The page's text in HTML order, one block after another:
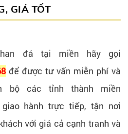
GIÁ TỐT
đá tại miền hãy gọi
để được tư vấn miễn phí và
bộ các tỉnh thành miền
hành trực tiếp, tận nơi
với giá cả cạnh tranh và